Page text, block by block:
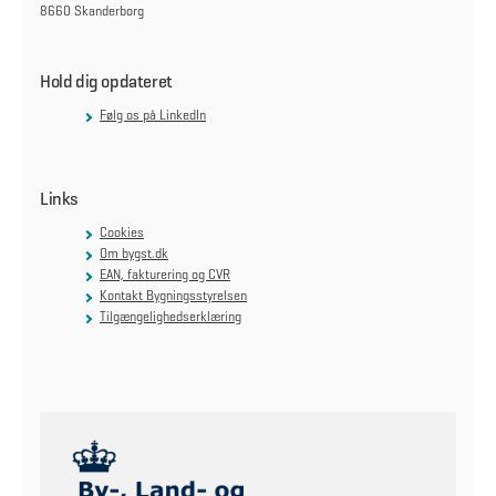
8660 Skanderborg
Hold dig opdateret
Følg os på LinkedIn
Links
Cookies
Om bygst.dk
EAN, fakturering og CVR
Kontakt Bygningsstyrelsen
Tilgængelighedserklæring